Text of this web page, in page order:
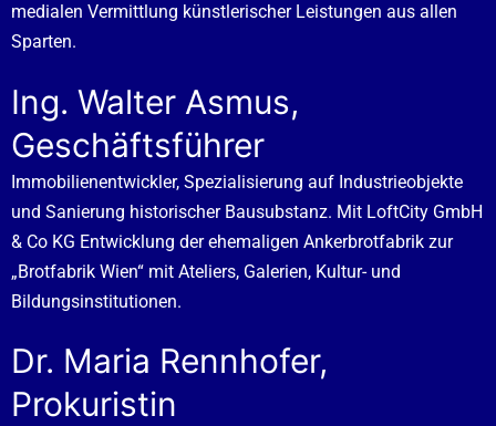
medialen Vermittlung künstlerischer Leistungen aus allen
Sparten.
Ing. Walter Asmus,
Geschäftsführer
Immobilienentwickler, Spezialisierung auf Industrieobjekte
und Sanierung historischer Bausubstanz. Mit LoftCity GmbH
& Co KG Entwicklung der ehemaligen Ankerbrotfabrik zur
„Brotfabrik Wien“ mit Ateliers, Galerien, Kultur- und
Bildungsinstitutionen.
Dr. Maria Rennhofer,
Prokuristin